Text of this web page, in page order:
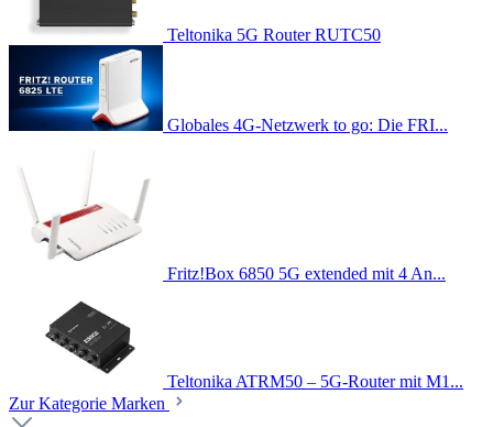
Teltonika 5G Router RUTC50
Globales 4G-Netzwerk to go: Die FRI...
Fritz!Box 6850 5G extended mit 4 An...
Teltonika ATRM50 – 5G-Router mit M1...
Zur Kategorie Marken